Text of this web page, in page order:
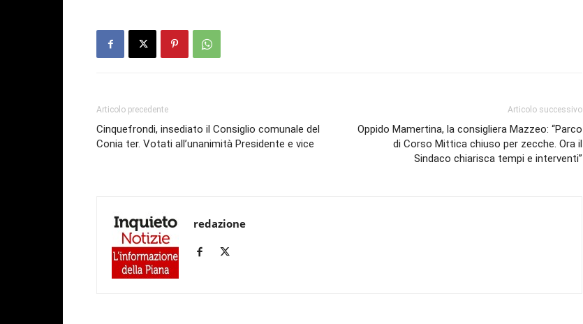
Articolo precedente
Cinquefrondi, insediato il Consiglio comunale del
Conia ter. Votati all’unanimità Presidente e vice
Articolo successivo
Oppido Mamertina, la consigliera Mazzeo: “Parco
di Corso Mittica chiuso per zecche. Ora il
Sindaco chiarisca tempi e interventi”
redazione